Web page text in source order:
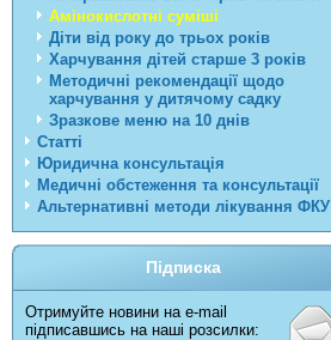
Амінокислотні суміші
Діти від року до трьох років
Харчування дітей старше 3 років
Методичні рекомендації щодо
харчування у дитячому садку
Зразкове меню на 10 днів
Статті
Юридична консультація
Медичні обстеження та консультації
Альтернативні методи лікування ФКУ
Підписка
Отримуйте новини на e-mail
підписавшись на наші розсилки: